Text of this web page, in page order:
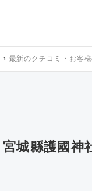
最新のクチコミ・お客
宮城縣護國神